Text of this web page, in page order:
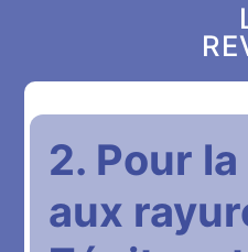
2. Pour
aux